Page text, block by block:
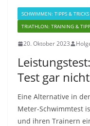
SCHWIMMEN: TIPPS & TRICKS
TRIATHLON: TRAINING &
20. Oktober 2023
Test gar
Eine Alternative in
Meter-Schwimmtest
und ihren Trainern